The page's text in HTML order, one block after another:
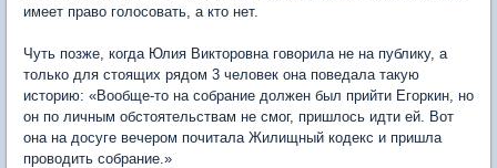
имеет право голосовать, а кто нет.
Чуть позже, когда Юлия Викторовна говорила не на публику, а
только для стоящих рядом 3 человек она поведала такую
историю: «Вообще-то на собрание должен был прийти Егоркин, но
он по личным обстоятельствам не смог, пришлось идти ей. Вот
она на досуге вечером почитала Жилищный кодекс и пришла
проводить собрание.»